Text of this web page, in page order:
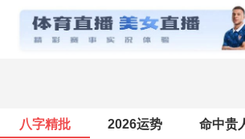
世界天气
八字精批 2026运势 命中贵